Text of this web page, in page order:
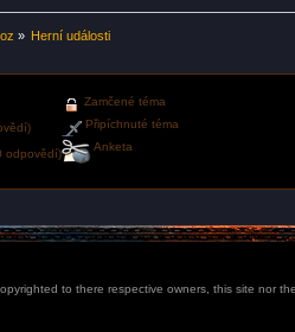
» Herní události
odpovědí)
Zamčené téma
Připíchnuté téma
Anketa
to there respective owners, this site nor